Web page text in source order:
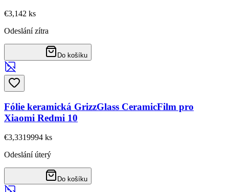
€3,142 ks
Odeslání zítra
Do košíku
Fólie keramická GrizzGlass CeramicFilm pro
Xiaomi Redmi 10
€3,3319994 ks
Odeslání úterý
Do košíku